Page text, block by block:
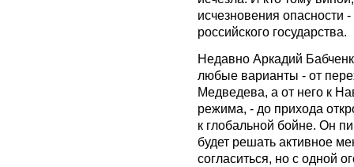
исчезновения опасности
российского государства.
Недавно Аркадий
любые варианты - от
Медведева, а от него к
режима, - до прихода
к глобальной бойне. Он
будет решать активное
согласиться, но с одной